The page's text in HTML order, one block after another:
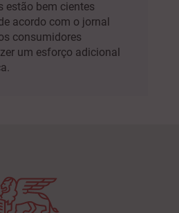
estão bem cientes
acordo com o jornal
consumidores
um esforço adicional